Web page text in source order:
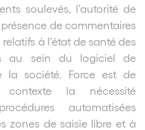
soulevés, l’autorité de
de commentaires
à l’état de santé des
au sein du logiciel de
la société. Force est de
la nécessité
automatisées
zones de saisie libre et à